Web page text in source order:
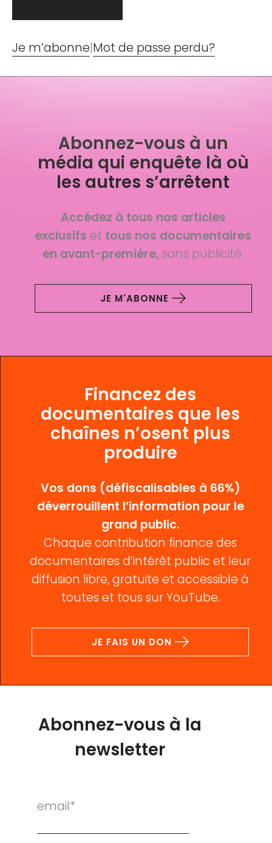
Je m’abonne|Mot de passe perdu?
Abonnez-vous à un
média qui enquête là où
les autres s’arrêtent
Accédez à tous nos articles
exclusifs et tous nos documentaires
en avant-première,sans publicité.
JE M'ABONNE
Financez des
documentaires que les
chaînes n’osent plus
produire
Vos dons (défiscalisables à 66%)
déverrouillent l’information pour le
grand public.
Chaque contribution finance des
documentaires d’intérêt public et leur
diffusion libre, gratuite et accessible à
toutes et tous sur YouTube.
JE FAIS UN DON
Abonnez-vous à la
newsletter
email*